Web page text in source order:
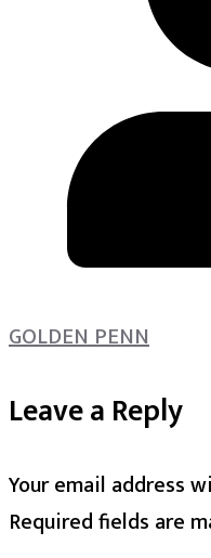
GOLDEN PENN
Leave a Reply
Your email address
Required fields are